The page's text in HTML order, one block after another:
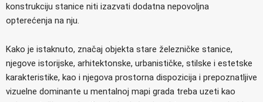
konstrukciju stanice niti izazvati dodatna nepovoljna
opterećenja na nju.
Kako je istaknuto, značaj objekta stare železničke stanice,
njegove istorijske, arhitektonske, urbanističke, stilske i estetske
karakteristike, kao i njegova prostorna dispozicija i prepoznatljive
vizuelne dominante u mentalnoj mapi grada treba uzeti kao